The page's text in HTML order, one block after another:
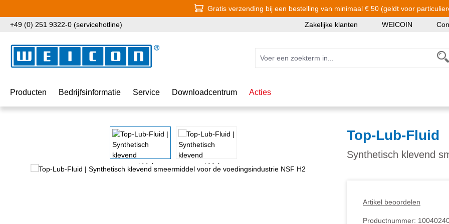
Gratis verzending bij een bestelling van minimaal € 50 (geldt voor
+49 (0) 251 9322-0 (servicehotline) Zakelijke klanten WEICOIN
Producten Bedrijfsinformatie Service Downloadcentrum Acties
Top-Lub-Fluid
Synthetisch klevend
Artikel beoordelen
Productnummer: